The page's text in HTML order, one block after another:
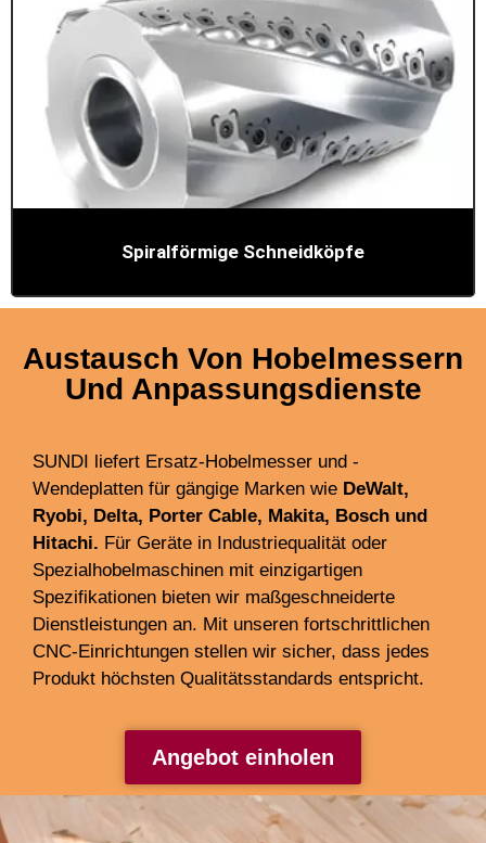
Spiralförmige Schneidköpfe
Austausch Von Hobelmessern
Und Anpassungsdienste
SUNDI liefert Ersatz-Hobelmesser und -
Wendeplatten für gängige Marken wie DeWalt,
Ryobi, Delta, Porter Cable, Makita, Bosch und
Hitachi. Für Geräte in Industriequalität oder
Spezialhobelmaschinen mit einzigartigen
Spezifikationen bieten wir maßgeschneiderte
Dienstleistungen an. Mit unseren fortschrittlichen
CNC-Einrichtungen stellen wir sicher, dass jedes
Produkt höchsten Qualitätsstandards entspricht.
Angebot einholen